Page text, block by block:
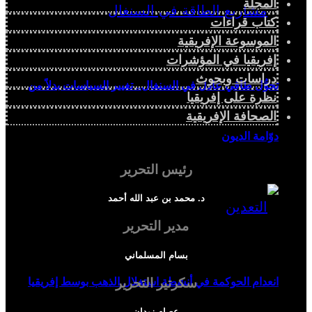
تحوُّل طاقي عادل في السنغال.. تغيير السياسات بدلاً من
دوّامة الديون
انعدام الحوكمة في أنشطة استغلال الذهب بوسط إفريقيا
المجلة
كتاب قراءات
الموسوعة الإفريقية
إفريقيا في المؤشرات
دراسات وبحوث
نظرة على إفريقيا
الصحافة الإفريقية
رئيس التحرير
د. محمد بن عبد الله أحمد
مدير التحرير
بسام المسلماني
سكرتير التحرير